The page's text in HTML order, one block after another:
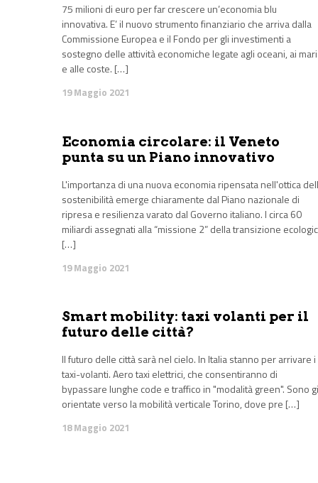
75 milioni di euro per far crescere un’economia blu
innovativa. E’ il nuovo strumento finanziario che arriva dalla
Commissione Europea e il Fondo per gli investimenti a
sostegno delle attività economiche legate agli oceani, ai mari
e alle coste. […]
19 Maggio 2021
Economia circolare: il Veneto
punta su un Piano innovativo
L'importanza di una nuova economia ripensata nell'ottica
sostenibilità emerge chiaramente dal Piano nazionale di
ripresa e resilienza varato dal Governo italiano. I circa 60
miliardi assegnati alla “missione 2” della transizione
[…]
19 Maggio 2021
Smart mobility: taxi volanti per il
futuro delle città?
Il futuro delle città sarà nel cielo. In Italia stanno per arrivare i
taxi-volanti. Aero taxi elettrici, che consentiranno di
bypassare lunghe code e traffico in "modalità green". Sono
orientate verso la mobilità verticale Torino, dove pre […]
18 Maggio 2021